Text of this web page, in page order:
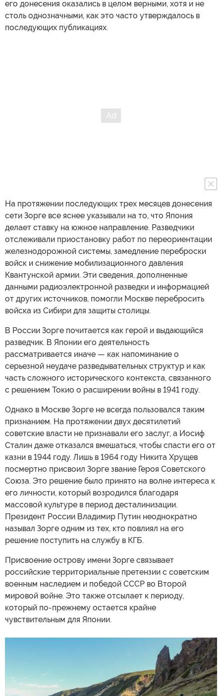
его донесения оказались в целом верными, хотя и не
столь однозначными, как это часто утверждалось в
последующих публикациях.
На протяжении последующих трех месяцев донесения
сети Зорге все яснее указывали на то, что Япония
делает ставку на южное направление. Разведчики
отслеживали приостановку работ по переориентации
железнодорожной системы, замедление переброски
войск и снижение мобилизационного давления
Квантунской армии. Эти сведения, дополненные
данными радиоэлектронной разведки и информацией
от других источников, помогли Москве перебросить
войска из Сибири для защиты столицы.
В России Зорге почитается как герой и выдающийся
разведчик. В Японии его деятельность
рассматривается иначе — как напоминание о
серьезной неудаче разведывательных структур и как
часть сложного исторического контекста, связанного
с решением Токио о расширении войны в 1941 году.
Однако в Москве Зорге не всегда пользовался таким
признанием. На протяжении двух десятилетий
советские власти не признавали его заслуг, а Иосиф
Сталин даже отказался вмешаться, чтобы спасти его от
казни в 1944 году. Лишь в 1964 году Никита Хрущев
посмертно присвоил Зорге звание Героя Советского
Союза. Это решение было принято на волне интереса к
его личности, который возродился благодаря
массовой культуре в период десталинизации.
Президент России Владимир Путин неоднократно
называл Зорге одним из тех, кто повлиял на его
решение поступить на службу в КГБ.
Присвоение острову имени Зорге связывает
российские территориальные претензии с советским
военным наследием и победой СССР во Второй
мировой войне. Это также отсылает к периоду,
который по-прежнему остается крайне
чувствительным для Японии.